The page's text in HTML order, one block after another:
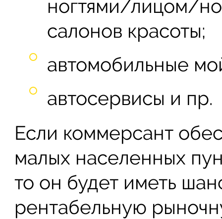
ногтями/лицом/
салонов красоты;
автомобильные
автосервисы и пр.
Если коммерсант
малых населенных
то он будет иметь
рентабельную